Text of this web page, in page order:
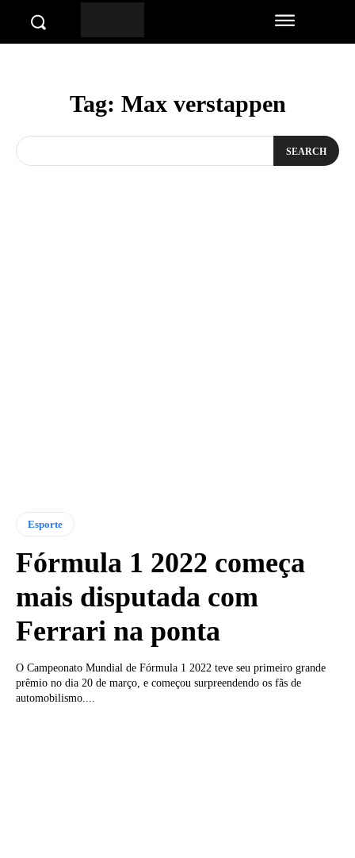
Tag: Max verstappen
SEARCH
Esporte
Fórmula 1 2022 começa
mais disputada com
Ferrari na ponta
O Campeonato Mundial de Fórmula 1 2022 teve seu primeiro grande
prêmio no dia 20 de março, e começou surpreendendo os fãs de
automobilismo....